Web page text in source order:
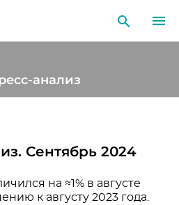
анализ
Сентябрь 2024
на ≈1% в августе
к августу 2023 года.